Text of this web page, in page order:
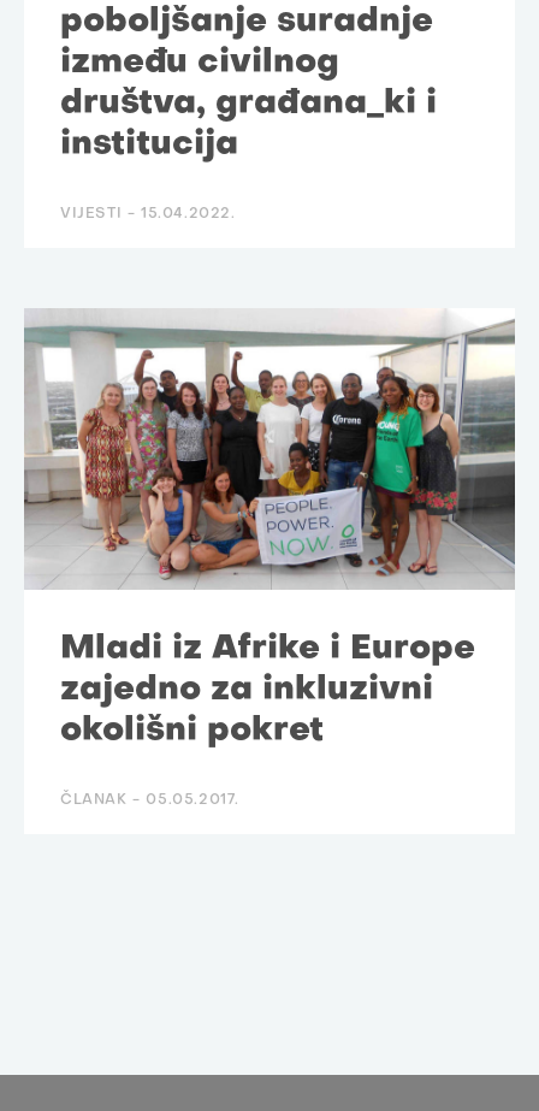
poboljšanje suradnje
između civilnog
društva, građana_ki i
institucija
VIJESTI - 15.04.2022.
Mladi iz Afrike i Europe
zajedno za inkluzivni
okolišni pokret
ČLANAK - 05.05.2017.